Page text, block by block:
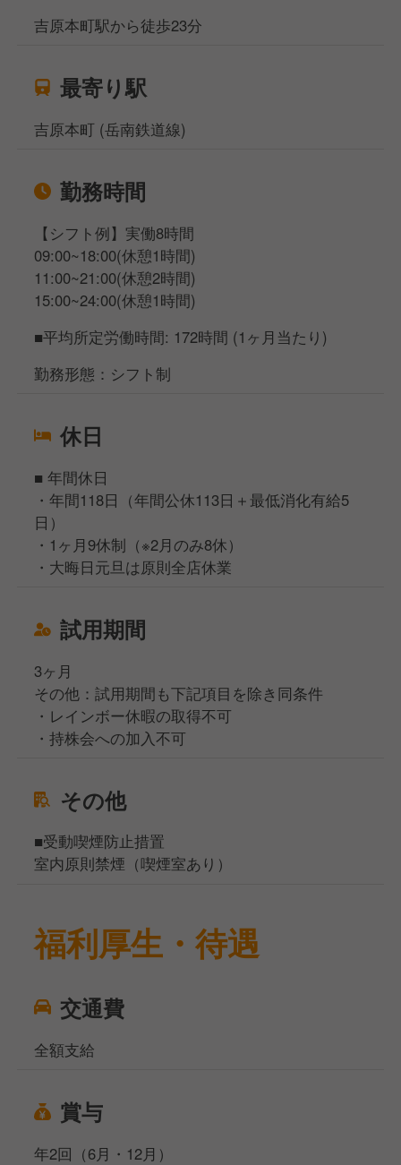
吉原本町駅から徒歩23分
最寄り駅
吉原本町 (岳南鉄道線)
勤務時間
【シフト例】実働8時間
09:00~18:00(休憩1時間)
11:00~21:00(休憩2時間)
15:00~24:00(休憩1時間)
■平均所定労働時間: 172時間 (1ヶ月当たり)
勤務形態：シフト制
休日
■ 年間休日
・年間118日（年間公休113日＋最低消化有給5
日）
・1ヶ月9休制（※2月のみ8休）
・大晦日元旦は原則全店休業
試用期間
3ヶ月
その他：試用期間も下記項目を除き同条件
・レインボー休暇の取得不可
・持株会への加入不可
その他
■受動喫煙防止措置
室内原則禁煙（喫煙室あり）
福利厚生・待遇
交通費
全額支給
賞与
年2回（6月・12月）